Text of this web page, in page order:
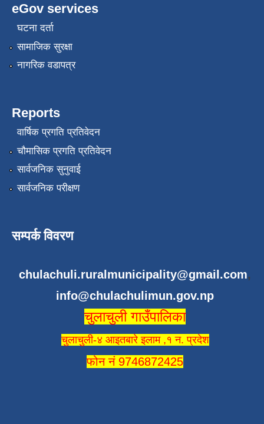
eGov services
घटना दर्ता
सामाजिक सुरक्षा
नागरिक वडापत्र
Reports
वार्षिक प्रगति प्रतिवेदन
चौमासिक प्रगति प्रतिवेदन
सार्वजनिक सुनुवाई
सार्वजनिक परीक्षण
सम्पर्क विवरण
chulachuli.ruralmunicipality@gmail.com,
info@chulachulimun.gov.np
चुलाचुली गाउँपालिका
चुलाचुली-४ आइतबारे इलाम ,१ न. प्रदेश
फोन नं 9746872425